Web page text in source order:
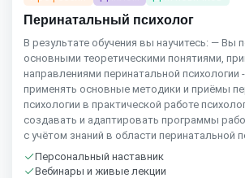
Перинатальный психолог
В результате обучения вы научитесь: — Вы
основными теоретическими понятиями,
направлениями перинатальной психологии
применять основные методики и приёмы
психологии в практической работе
создавать и адаптировать программы
с учётом знаний в области перинатальной
Персональный наставник
Вебинары и живые лекции